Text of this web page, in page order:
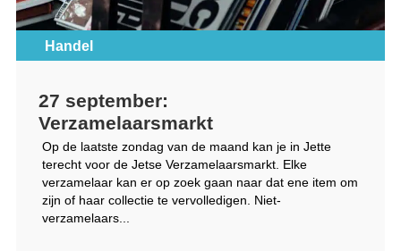
Handel
27 september:
Verzamelaarsmarkt
Op de laatste zondag van de maand kan je in Jette
terecht voor de Jetse Verzamelaarsmarkt. Elke
verzamelaar kan er op zoek gaan naar dat ene item om
zijn of haar collectie te vervolledigen. Niet-
verzamelaars...